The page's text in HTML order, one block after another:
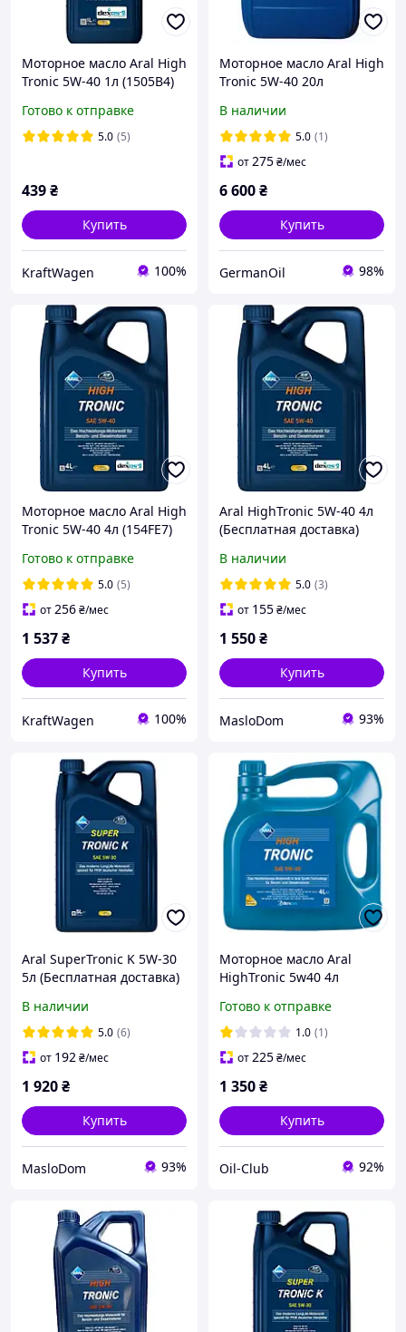
Моторное масло Aral High
Tronic 5W-40 1л (1505B4)
Готово к отправке
5.0 (5)
439₴
Купить
KraftWagen 100%
Моторное масло Aral High
Tronic 5W-40 20л
В наличии
5.0 (1)
от275₴/мес
6 600₴
Купить
GermanOil 98%
Моторное масло Aral High
Tronic 5W-40 4л (154FE7)
Готово к отправке
5.0 (5)
от256₴/мес
1 537₴
Купить
KraftWagen 100%
Aral HighTronic 5W-40 4л
(Бесплатная доставка)
В наличии
5.0 (3)
от 155₴/мес
1 550₴
Купить
MasloDom 93%
Aral SuperTronic K 5W-30
5л (Бесплатная доставка)
В наличии
5.0 (6)
от 192₴/мес
1 920₴
Купить
MasloDom 93%
Моторное масло Aral
HighTronic 5w40 4л
Готово к отправке
1.0 (1)
от225₴/мес
1 350₴
Купить
Oil-Club 92%